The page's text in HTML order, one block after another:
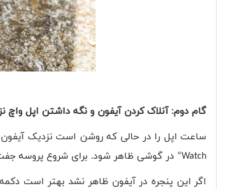
گام دوم: آنلاک کردن آیفون و نگه داشتن اپل واچ
ساعت اپل را در حالی که روشن است نزدیک آیفون
Watch“ در گوشی ظاهر شود. برای شروع پروسه
اگر این پنجره در آیفون ظاهر نشد بهتر است دکمه